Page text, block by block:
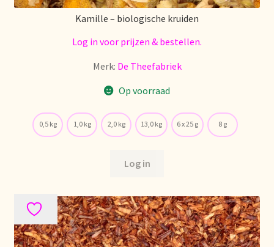
Notre vision du thé
Nuestra visión del té
Onlineshop
Organic certificates
Our vision on tea
Kamille – biologische kruiden
Log in voor prijzen & bestellen.
Merk: De Theefabriek
Op voorraad
0,5 kg 1,0 kg 2,0 kg 13,0 kg 6 x 25 g 8 g
Log in